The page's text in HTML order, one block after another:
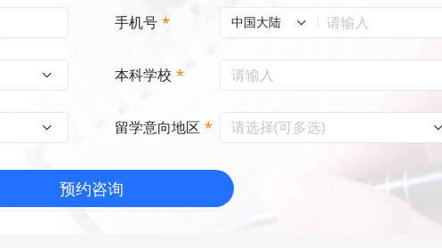
手机号 * 中国大陆
本科学校 *
留学意向地区 * 请选择(可多选)
预约咨询